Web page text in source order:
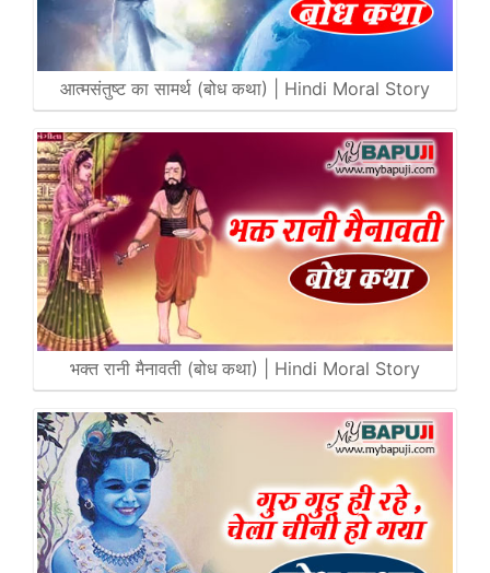
आत्मसंतुष्ट का सामर्थ (बोध कथा) | Hindi Moral Story
भक्त रानी मैनावती (बोध कथा) | Hindi Moral Story